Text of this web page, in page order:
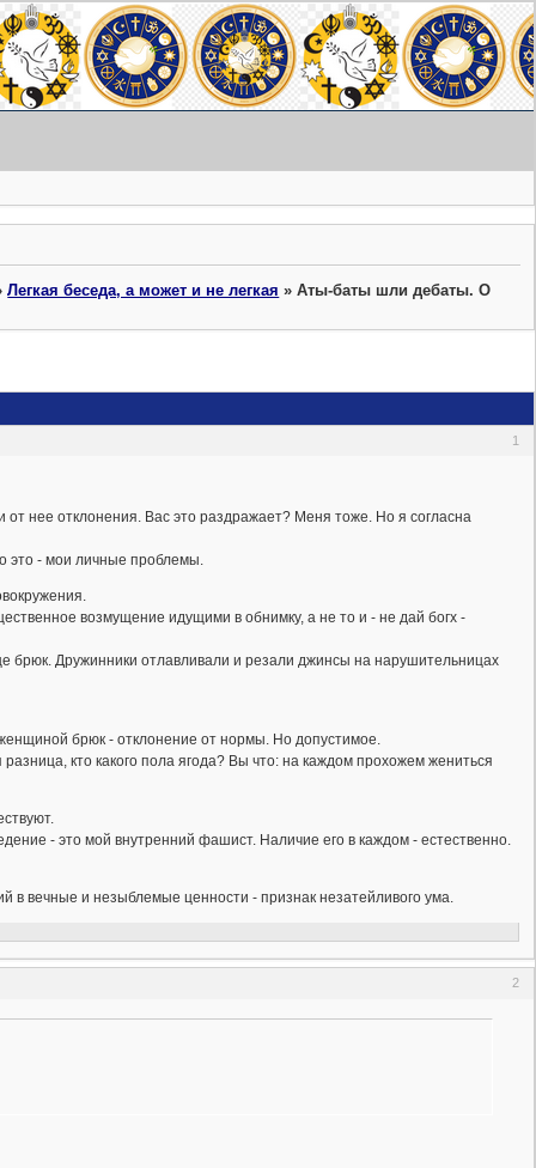
Легкая беседа, а может и не легкая »Аты-баты шли дебаты. О
1
нее отклонения. Вас это раздражает? Меня тоже. Но я согласна
это - мои личные проблемы.
возмущение идущими в обнимку, а не то и - не дай богх -
Дружинники отлавливали и резали джинсы на нарушительницах
брюк - отклонение от нормы. Но допустимое.
кто какого пола ягода? Вы что: на каждом прохожем жениться
- это мой внутренний фашист. Наличие его в каждом - естественно.
вечные и незыблемые ценности - признак незатейливого ума.
2